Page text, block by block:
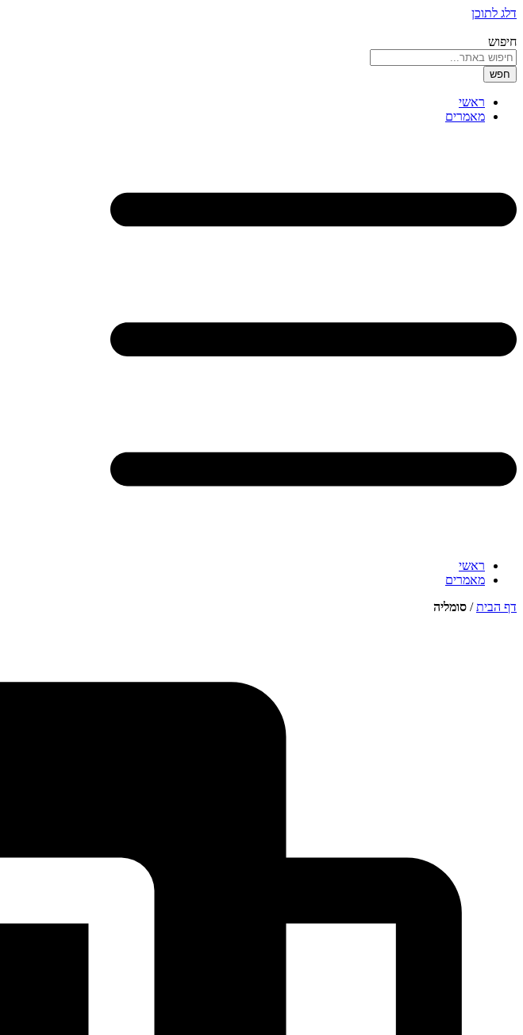
דלג לתוכן
חיפוש
חפש
ראשי
מאמרים
ראשי
מאמרים
דף הבית/ סומליה